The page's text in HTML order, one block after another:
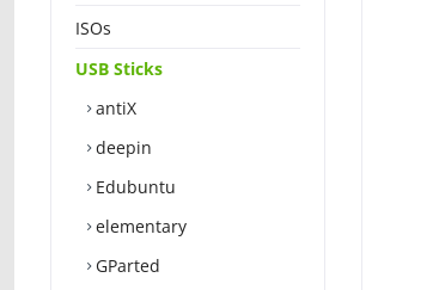
ISOs
USB Sticks
antiX
deepin
Edubuntu
elementary
GParted